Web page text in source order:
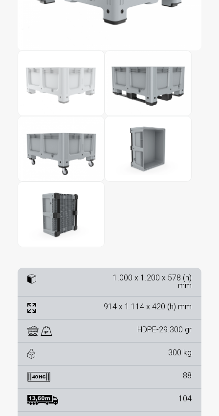
1.000 x 1.200 x 578 (h)
mm
914 x 1.114 x 420 (h) mm
HDPE-29.300 gr
300 kg
88
104